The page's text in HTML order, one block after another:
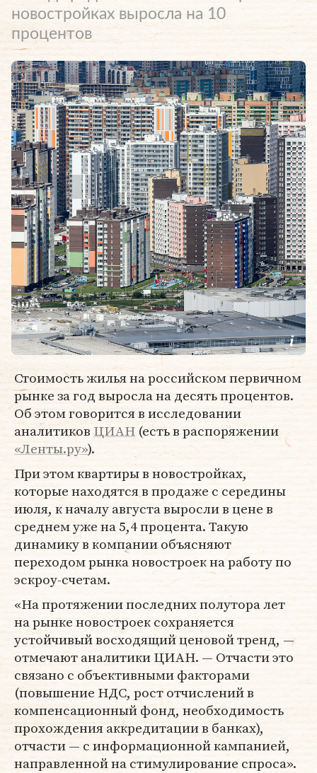
новостройках выросла на 10
процентов
Стоимость жилья на российском первичном
рынке за год выросла на десять процентов.
Об этом говорится в исследовании
аналитиков ЦИАН (есть в распоряжении
«Ленты.ру»).
При этом квартиры в новостройках,
которые находятся в продаже с середины
июля, к началу августа выросли в цене в
среднем уже на 5,4 процента. Такую
динамику в компании объясняют
переходом рынка новостроек на работу по
эскроу-счетам.
«На протяжении последних полутора лет
на рынке новостроек сохраняется
устойчивый восходящий ценовой тренд, —
отмечают аналитики ЦИАН. — Отчасти это
связано с объективными факторами
(повышение НДС, рост отчислений в
компенсационный фонд, необходимость
прохождения аккредитации в банках),
отчасти — с информационной кампанией,
направленной на стимулирование спроса».